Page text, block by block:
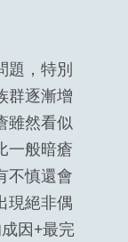
題，特別
群逐漸增
雖然看似
一般暗瘡
不慎還會
現絕非偶
因+最完